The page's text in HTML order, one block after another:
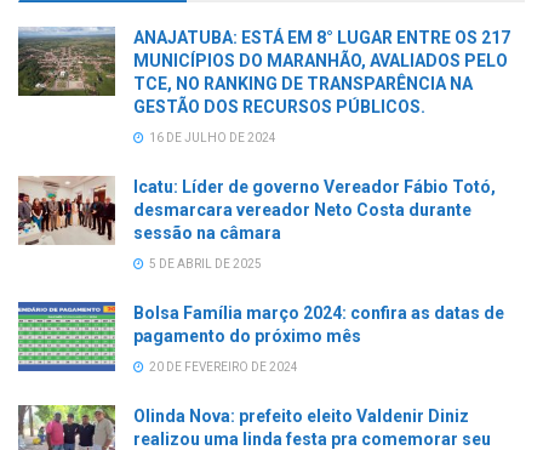
ANAJATUBA: ESTÁ EM 8° LUGAR ENTRE OS 217
MUNICÍPIOS DO MARANHÃO, AVALIADOS PELO
TCE, NO RANKING DE TRANSPARÊNCIA NA
GESTÃO DOS RECURSOS PÚBLICOS.
16 DE JULHO DE 2024
Icatu: Líder de governo Vereador Fábio Totó,
desmarcara vereador Neto Costa durante
sessão na câmara
5 DE ABRIL DE 2025
Bolsa Família março 2024: confira as datas de
pagamento do próximo mês
20 DE FEVEREIRO DE 2024
Olinda Nova: prefeito eleito Valdenir Diniz
realizou uma linda festa pra comemorar seu